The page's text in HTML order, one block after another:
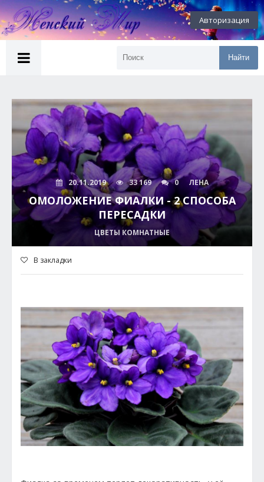
Авторизация
Найти
20.11.2019 33 169 0 ЛЕНА
ОМОЛОЖЕНИЕ ФИАЛКИ - 2 СПОСОБА
ПЕРЕСАДКИ
ЦВЕТЫ КОМНАТНЫЕ
В закладки